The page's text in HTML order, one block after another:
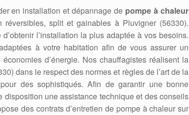
en installation et dépannage de pompe à chaleur
split et gainables à Pluvigner (56330).
l’installation la plus adaptée à vos besoins.
à votre habitation afin de vous assurer un
d’énergie. Nos chauffagistes réalisent la
dans le respect des normes et règles de l’art de la
des sophistiqués. Afin de garantir une bonne
une assistance technique et des conseils
des contrats d’entretien de pompe à chaleur sur